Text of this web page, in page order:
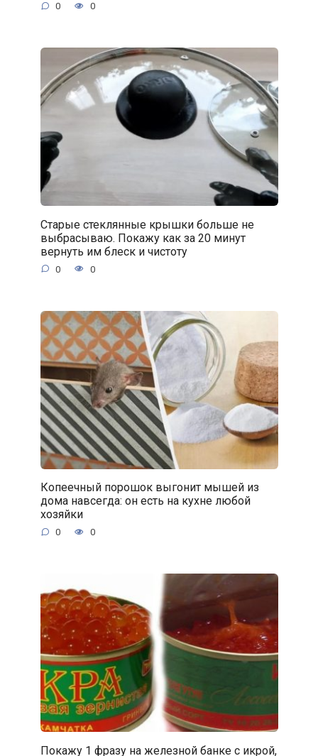
0 0
Старые стеклянные крышки больше не
выбрасываю. Покажу как за 20 минут
вернуть им блеск и чистоту
0 0
Копеечный порошок выгонит мышей из
дома навсегда: он есть на кухне любой
хозяйки
0 0
Покажу 1 фразу на железной банке с икрой,